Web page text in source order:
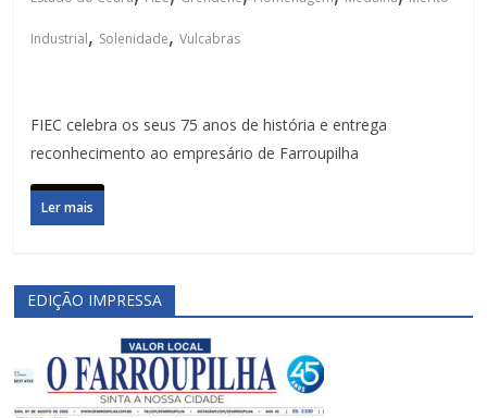
Industrial, Solenidade,Vulcabras
FIEC celebra os seus 75 anos de história e entrega
reconhecimento ao empresário de Farroupilha
Ler mais
EDIÇÃO IMPRESSA